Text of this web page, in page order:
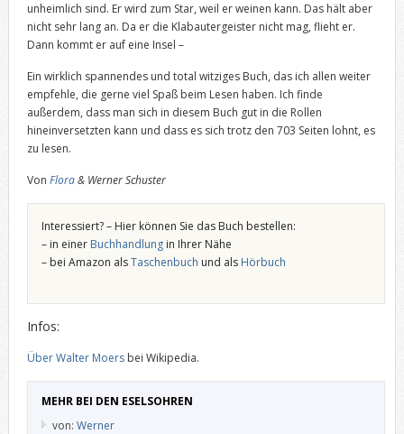
unheimlich sind. Er wird zum Star, weil er weinen kann. Das hält aber
nicht sehr lang an. Da er die Klabautergeister nicht mag, flieht er.
Dann kommt er auf eine Insel –
Ein wirklich spannendes und total witziges Buch, das ich allen weiter
empfehle, die gerne viel Spaß beim Lesen haben. Ich finde
außerdem, dass man sich in diesem Buch gut in die Rollen
hineinversetzten kann und dass es sich trotz den 703 Seiten lohnt, es
zu lesen.
Von Flora& Werner Schuster
Interessiert? – Hier können Sie das Buch bestellen:
– in einer Buchhandlungin Ihrer Nähe
– bei Amazon alsTaschenbuch und als Hörbuch
Infos:
Über Walter Moersbei Wikipedia.
MEHR BEI DEN ESELSOHREN
von: Werner